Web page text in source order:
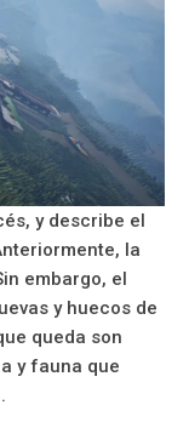
y describe el
la
embargo, el
y huecos de
queda son
y fauna que